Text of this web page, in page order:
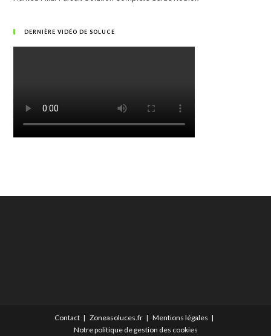
DERNIÈRE VIDÉO DE SOLUCE
Contact Zoneasoluces.fr
Mentions légales
Notre politique de gestion des cookies